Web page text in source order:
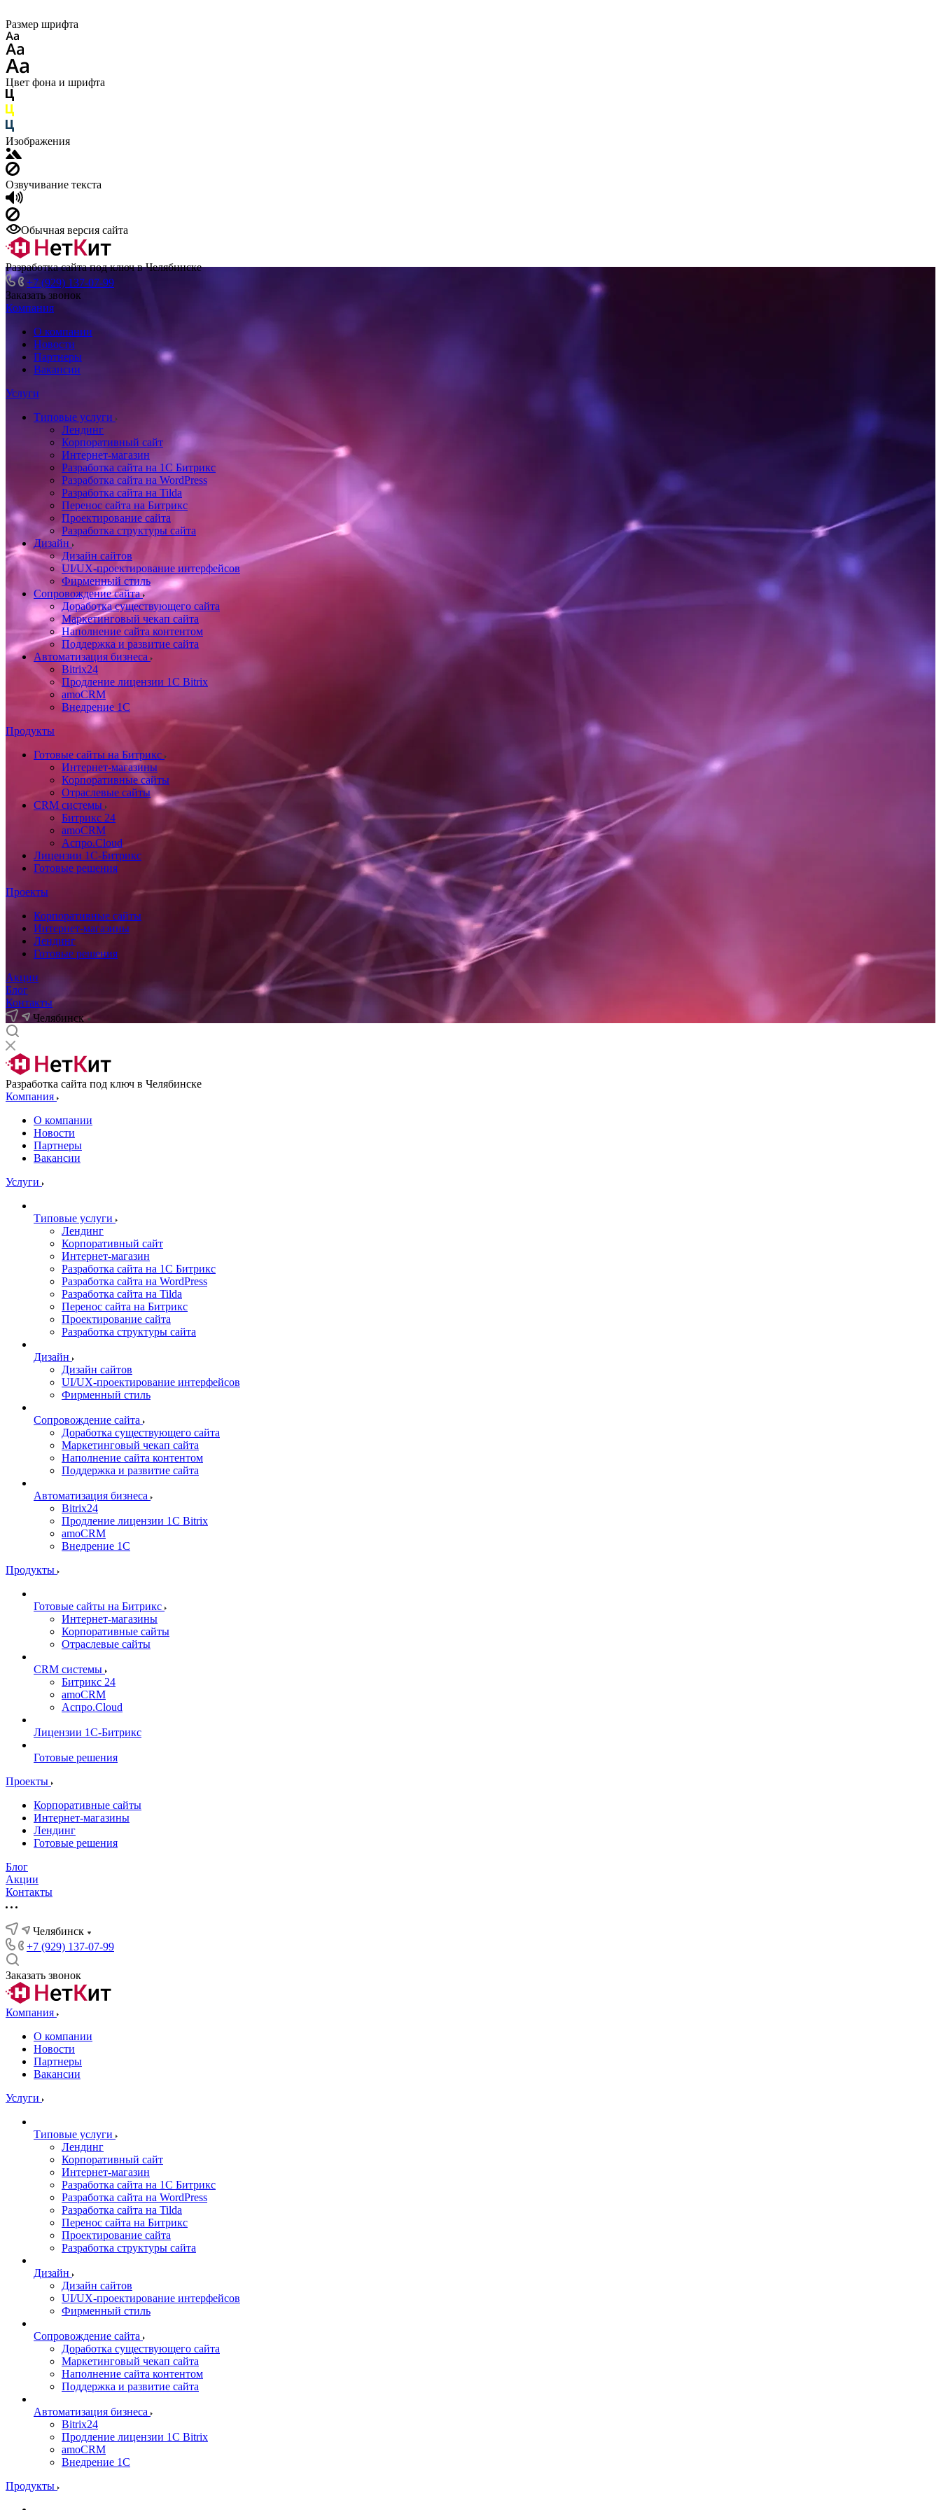
Размер шрифта
Цвет фона и шрифта
Изображения
Озвучивание текста
Обычная версия сайта
Разработка сайта под ключ в Челябинске
+7 (929) 137-07-99
Заказать звонок
Компания
О компании
Новости
Партнеры
Вакансии
Услуги
Типовые услуги
Лендинг
Корпоративный сайт
Интернет-магазин
Разработка сайта на 1С Битрикс
Разработка сайта на WordPress
Разработка сайта на Tilda
Перенос сайта на Битрикс
Проектирование сайта
Разработка структуры сайта
Дизайн
Дизайн сайтов
UI/UX-проектирование интерфейсов
Фирменный стиль
Сопровождение сайта
Доработка существующего сайта
Маркетинговый чекап сайта
Наполнение сайта контентом
Поддержка и развитие сайта
Автоматизация бизнеса
Bitrix24
Продление лицензии 1C Bitrix
amoCRM
Внедрение 1C
Продукты
Готовые сайты на Битрикс
Интернет-магазины
Корпоративные сайты
Отраслевые сайты
CRM системы
Битрикс 24
amoCRM
Аспро.Cloud
Лицензии 1С-Битрикс
Готовые решения
Проекты
Корпоративные сайты
Интернет-магазины
Лендинг
Готовые решения
Акции
Блог
Контакты
Челябинск
Разработка сайта под ключ в Челябинске
Компания
О компании
Новости
Партнеры
Вакансии
Услуги
Типовые услуги
Лендинг
Корпоративный сайт
Интернет-магазин
Разработка сайта на 1С Битрикс
Разработка сайта на WordPress
Разработка сайта на Tilda
Перенос сайта на Битрикс
Проектирование сайта
Разработка структуры сайта
Дизайн
Дизайн сайтов
UI/UX-проектирование интерфейсов
Фирменный стиль
Сопровождение сайта
Доработка существующего сайта
Маркетинговый чекап сайта
Наполнение сайта контентом
Поддержка и развитие сайта
Автоматизация бизнеса
Bitrix24
Продление лицензии 1C Bitrix
amoCRM
Внедрение 1C
Продукты
Готовые сайты на Битрикс
Интернет-магазины
Корпоративные сайты
Отраслевые сайты
CRM системы
Битрикс 24
amoCRM
Аспро.Cloud
Лицензии 1С-Битрикс
Готовые решения
Проекты
Корпоративные сайты
Интернет-магазины
Лендинг
Готовые решения
Блог
Акции
Контакты
Челябинск
+7 (929) 137-07-99
Заказать звонок
Компания
О компании
Новости
Партнеры
Вакансии
Услуги
Типовые услуги
Лендинг
Корпоративный сайт
Интернет-магазин
Разработка сайта на 1С Битрикс
Разработка сайта на WordPress
Разработка сайта на Tilda
Перенос сайта на Битрикс
Проектирование сайта
Разработка структуры сайта
Дизайн
Дизайн сайтов
UI/UX-проектирование интерфейсов
Фирменный стиль
Сопровождение сайта
Доработка существующего сайта
Маркетинговый чекап сайта
Наполнение сайта контентом
Поддержка и развитие сайта
Автоматизация бизнеса
Bitrix24
Продление лицензии 1C Bitrix
amoCRM
Внедрение 1C
Продукты